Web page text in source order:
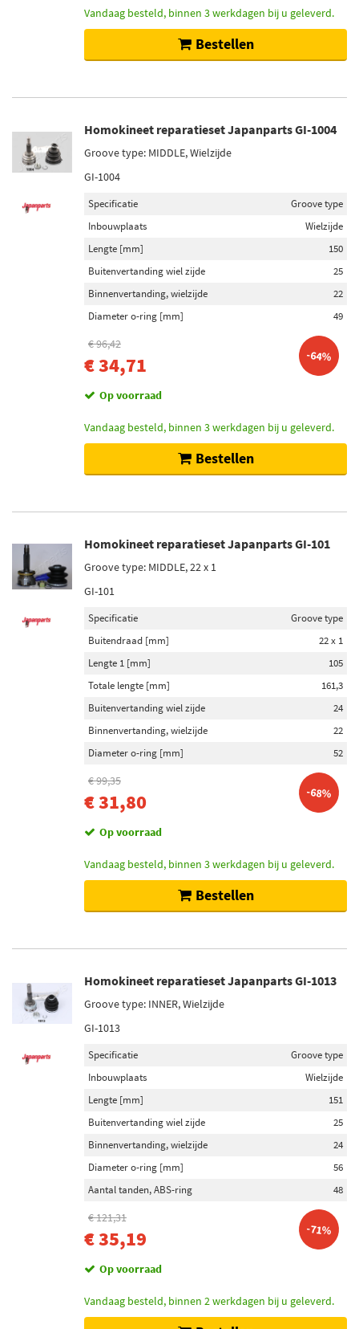
Vandaag besteld, binnen 3 werkdagen bij u geleverd.
Bestellen
Homokineet reparatieset Japanparts GI-1004
Groove type: MIDDLE, Wielzijde
GI-1004
Specificatie
Groove type
Inbouwplaats
Wielzijde
Lengte [mm]
150
Buitenvertanding wiel zijde
25
Binnenvertanding, wielzijde
22
Diameter o-ring [mm]
49
€ 96,42
€ 34,71 -64%
Op voorraad
Vandaag besteld, binnen 3 werkdagen bij u geleverd.
Bestellen
Homokineet reparatieset Japanparts GI-101
Groove type: MIDDLE, 22 x 1
GI-101
Specificatie
Groove type
Buitendraad [mm]
22 x 1
Lengte 1 [mm]
105
Totale lengte [mm]
161,3
Buitenvertanding wiel zijde
24
Binnenvertanding, wielzijde
22
Diameter o-ring [mm]
52
€ 99,35
€ 31,80 -68%
Op voorraad
Vandaag besteld, binnen 3 werkdagen bij u geleverd.
Bestellen
Homokineet reparatieset Japanparts GI-1013
Groove type: INNER, Wielzijde
GI-1013
Specificatie
Groove type
Inbouwplaats
Wielzijde
Lengte [mm]
151
Buitenvertanding wiel zijde
25
Binnenvertanding, wielzijde
24
Diameter o-ring [mm]
56
Aantal tanden, ABS-ring
48
€ 121,31
€ 35,19 -71%
Op voorraad
Vandaag besteld, binnen 2 werkdagen bij u geleverd.